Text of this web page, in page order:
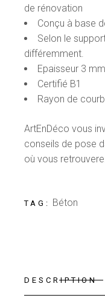
de rénovation
Conçu à base
Selon le
différemment.
Epaisseur 3 mm
Certifié B1
Rayon de
ArtEnDéco vous
conseils de pose
où vous
TAG: Béton
DESCRIPTION